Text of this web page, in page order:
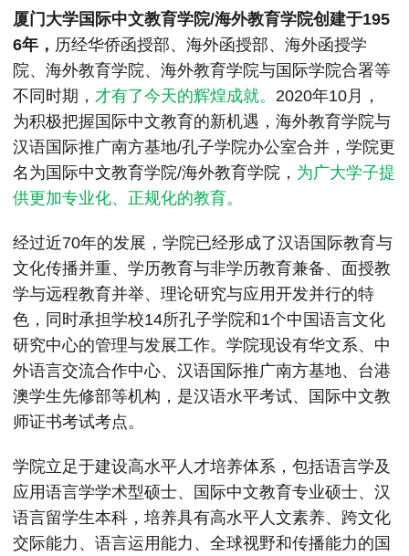
院校库 考试报名 招生政策 学制学费
报名流程
考试真题
报考经验 招生简章
MTA旅游管理
院校库 考试报名 招生政策 学制学费
报名流程
考试真题
报考经验 招生简章
厦门大学国际中文教育学院/海外教育学院创建于195
6年， 历经华侨函授部、海外函授部、海外函授学
院、海外教育学院、海外教育学院与国际学院合署等
不同时期，才有了今天的辉煌成就。 2020年10月，
为积极把握国际中文教育的新机遇，海外教育学院与
汉语国际推广南方基地/孔子学院办公室合并，学院更
名为国际中文教育学院/海外教育学院， 为广大学子提
供更加专业化、正规化的教育。
经过近70年的发展，学院已经形成了汉语国际教育与
文化传播并重、学历教育与非学历教育兼备、面授教
学与远程教育并举、理论研究与应用开发并行的特
色，同时承担学校14所孔子学院和1个中国语言文化
研究中心的管理与发展工作。学院现设有华文系、中
外语言交流合作中心、汉语国际推广南方基地、台港
澳学生先修部等机构，是汉语水平考试、国际中文教
师证书考试考点。
学院立足于建设高水平人才培养体系，包括语言学及
应用语言学学术型硕士、国际中文教育专业硕士、汉
语言留学生本科，培养具有高水平人文素养、跨文化
交际能力、语言运用能力、全球视野和传播能力的国